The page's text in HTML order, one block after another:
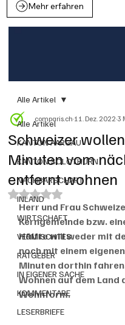
Mehr erfahren
Alle Artikel
KANTON AARGAU
KANTON SOLOTHURN
NACHBARSCHAFT
INLAND
WIRTSCHAFT
VERMISCHTES
RATGEBER
IN EIGENER SACHE
KOMMENTARE
LESERBRIEFE
Alle Artikel
Schweizer
Minuten vom
entfernt wohnen
comparis.ch11. Dez. 20223
Mit NaN von 5 Sternen
Herr und Frau
Kerngemeinde bzw.
Hälfte will weder mit
noch mit einem
Minuten dorthin
Wohnen auf dem
Wohnform.